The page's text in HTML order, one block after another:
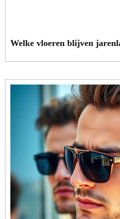
Welke vloeren blijven